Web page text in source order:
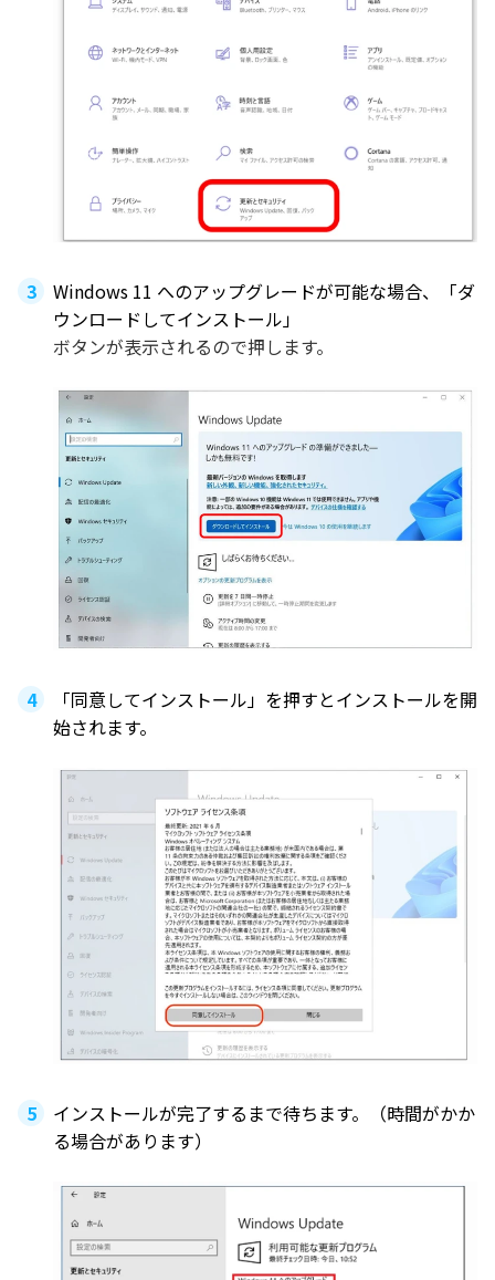
Windows 11 へのアップグレードが可能な場合、「ダ
ウンロードしてインストール」
ボタンが表示されるので押します。
「同意してインストール」を押すとインストールを開
始されます。
インストールが完了するまで待ちます。（時間がかか
る場合があります）